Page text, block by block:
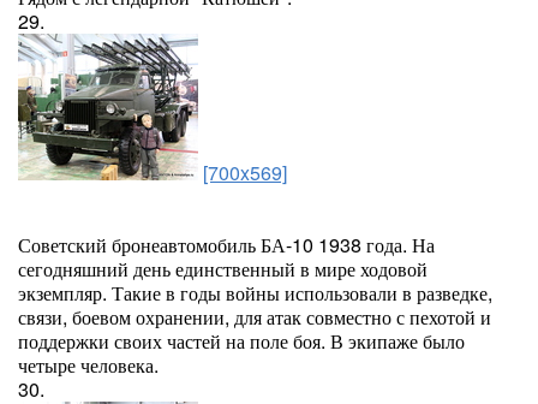
29.
[700x569]
Советский бронеавтомобиль БА-10 1938 года. На
сегодняшний день единственный в мире ходовой
экземпляр. Такие в годы войны использовали в разведке,
связи, боевом охранении, для атак совместно с пехотой и
поддержки своих частей на поле боя. В экипаже было
четыре человека.
30.